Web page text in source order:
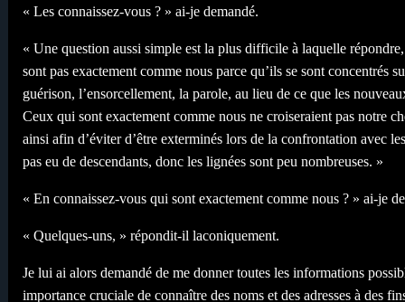
« Les connaissez-vous ? » ai-je demandé.
« Une question aussi simple est la plus difficile à laquelle
sont pas exactement comme nous parce qu’ils se sont concentrés
guérison, l’ensorcellement, la parole, au lieu de ce que les
Ceux qui sont exactement comme nous ne croiseraient pas notre
ainsi afin d’éviter d’être exterminés lors de la confrontation avec
pas eu de descendants, donc les lignées sont peu nombreuses. »
« En connaissez-vous qui sont exactement comme nous ? » ai-je
« Quelques-uns, » répondit-il laconiquement.
Je lui ai alors demandé de me donner toutes les informations
importance cruciale de connaître des noms et des adresses à des